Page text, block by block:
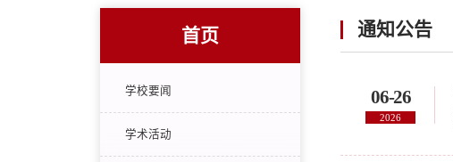
首页
学校要闻
学术活动
通知公告
06-26
2026